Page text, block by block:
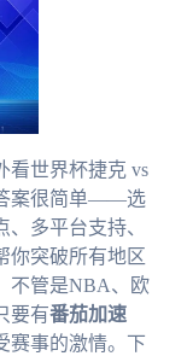
看世界杯捷克 vs
案很简单——选
、多平台支持、
你突破所有地区
不管是NBA、欧
要有番茄加速
赛事的激情。下